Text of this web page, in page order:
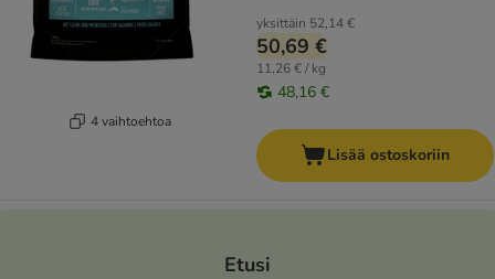
4 vaihtoehtoa
yksittäin 52,14 €
50,69 €
11,26 € / kg
48,16 €
Lisää ostoskoriin
Etusi